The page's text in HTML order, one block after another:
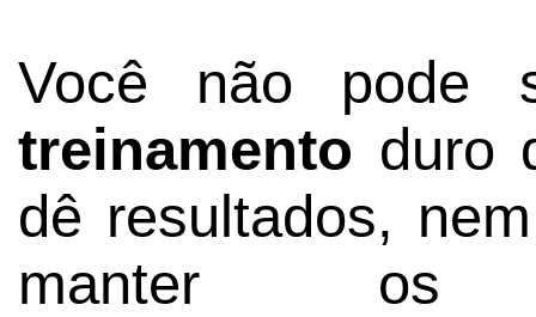
Você não pode
treinamento duro
dê resultados,
manter os